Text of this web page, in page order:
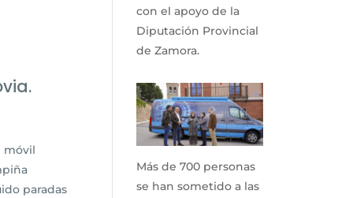
móvil
paradas
con el apoyo de la
Diputación Provincial
de Zamora.
Más de 700 personas
se han sometido a las